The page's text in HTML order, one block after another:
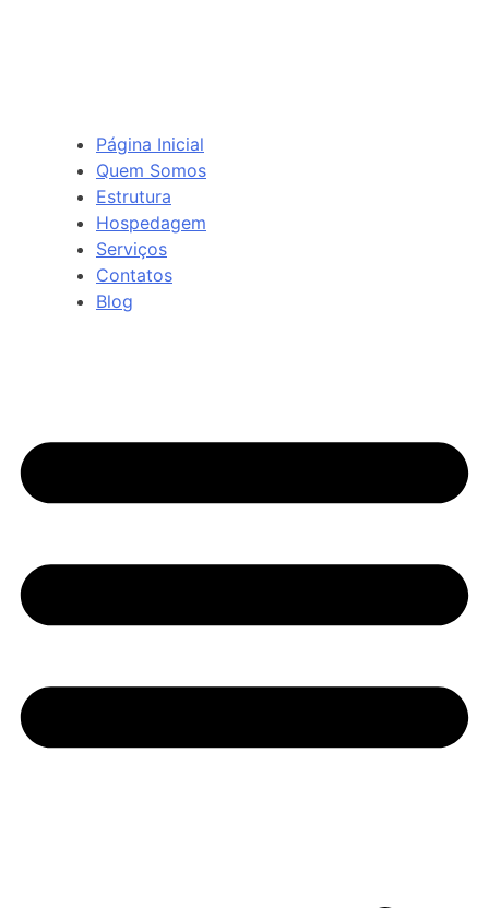
Página Inicial
Quem Somos
Estrutura
Hospedagem
Serviços
Contatos
Blog